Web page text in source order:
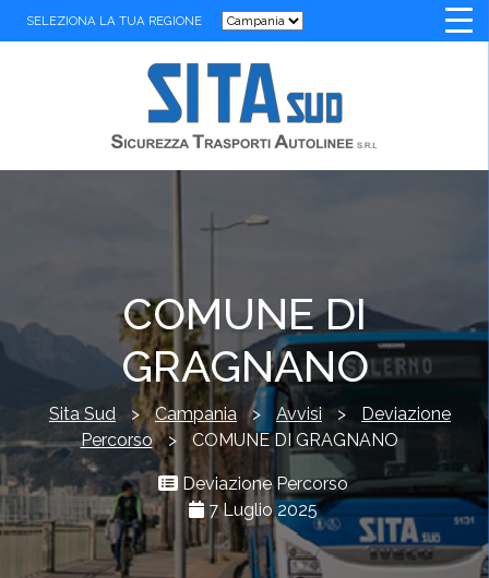
SELEZIONA LA TUA REGIONE
COMUNE DI
GRAGNANO
Sita Sud > Campania > Avvisi >
Deviazione
Percorso > COMUNE DI GRAGNANO
Deviazione Percorso
7 Luglio 2025